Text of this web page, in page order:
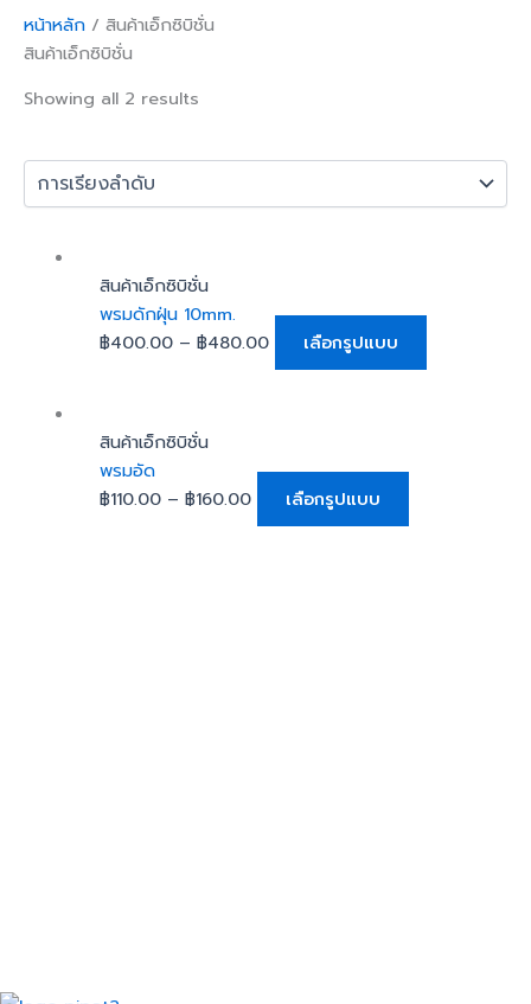
หน้าหลัก / สินค้าเอ็กซิบิชั่น
สินค้าเอ็กซิบิชั่น
Showing all 2 results
สินค้าเอ็กซิบิชั่น
พรมดักฝุ่น 10mm.
฿400.00– ฿480.00 เลือกรูปแบบ
has
variants.
สินค้าเอ็กซิบิชั่น
พรมอัด
฿110.00– ฿160.00 เลือกรูปแบบ
has
variants.